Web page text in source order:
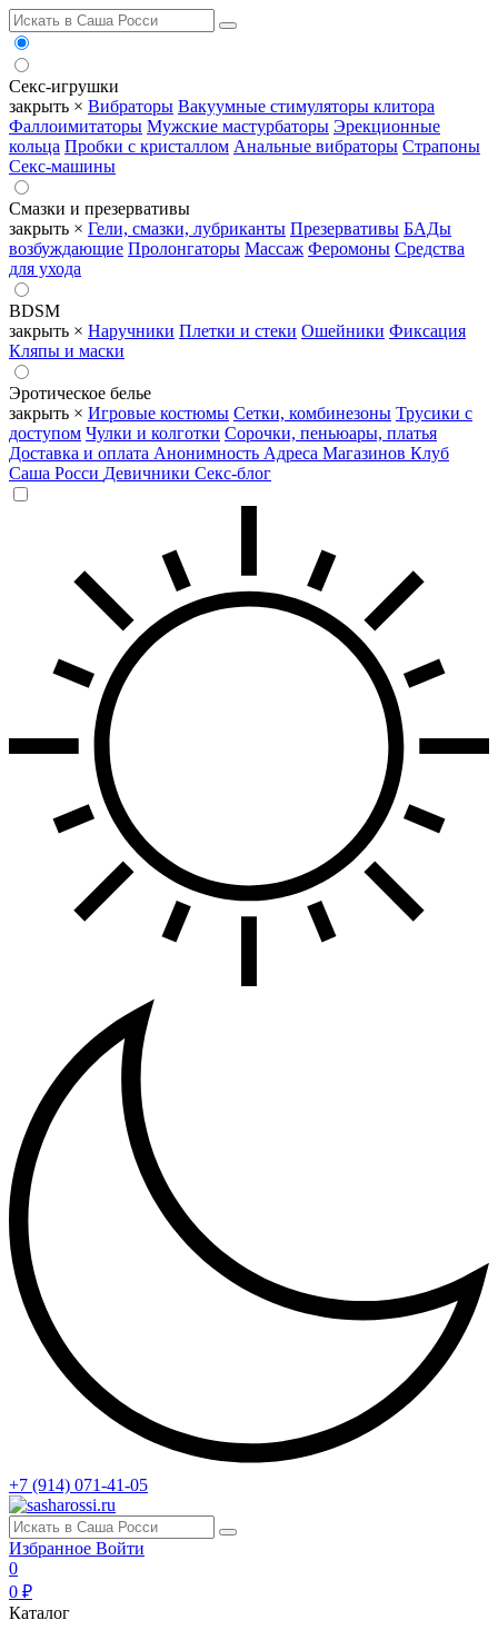
Секс-игрушки
закрыть × Вибраторы Вакуумные стимуляторы клитора
Фаллоимитаторы Мужские мастурбаторы Эрекционные
кольца Пробки с кристаллом Анальные вибраторы Страпоны
Секс-машины
Смазки и презервативы
закрыть × Гели, смазки, лубриканты Презервативы БАДы
возбуждающие Пролонгаторы Массаж Феромоны Средства
для ухода
BDSM
закрыть × Наручники Плетки и стеки Ошейники Фиксация
Кляпы и маски
Эротическое белье
закрыть × Игровые костюмы Сетки, комбинезоны Трусики с
доступом Чулки и колготки Сорочки, пеньюары, платья
Доставка и оплата Анонимность Адреса Магазинов Клуб
Саша Росси Девичники Секс-блог
+7 (914) 071-41-05
Избранное Войти
0
0 ₽
Каталог